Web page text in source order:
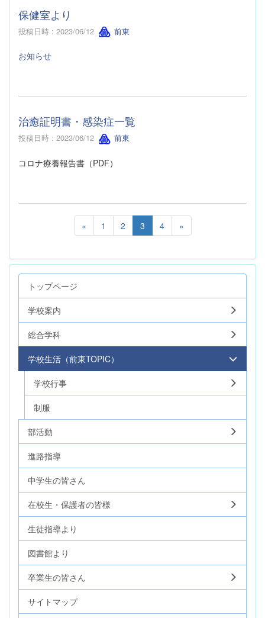
保健室より
投稿日時 : 2023/06/12 前東
お知らせ
治癒証明書・感染症一覧
投稿日時 : 2023/06/12 前東
コロナ療養報告書（PDF）
« 1 2 3 4 »
トップページ
学校案内
総合学科
学校生活（前東TOPIC）
学校行事
制服
部活動
進路指導
中学生の皆さん
在校生・保護者の皆様
生徒指導より
図書館より
卒業生の皆さん
サイトマップ